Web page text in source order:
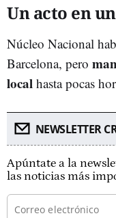
Un acto en
Núcleo Nacional
Barcelona, pero
local hasta pocas
NEWSLETTER
Apúntate a la
las noticias más